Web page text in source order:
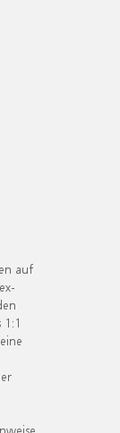
auf